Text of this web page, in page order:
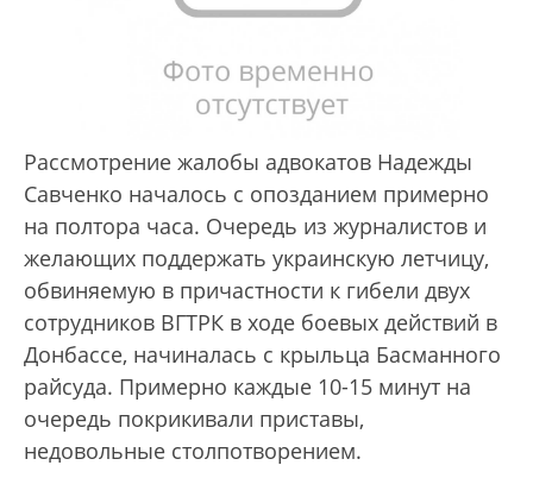
Рассмотрение жалобы адвокатов Надежды
Савченко началось с опозданием примерно
на полтора часа. Очередь из журналистов и
желающих поддержать украинскую летчицу,
обвиняемую в причастности к гибели двух
сотрудников ВГТРК в ходе боевых действий в
Донбассе, начиналась с крыльца Басманного
райсуда. Примерно каждые 10-15 минут на
очередь покрикивали приставы,
недовольные столпотворением.